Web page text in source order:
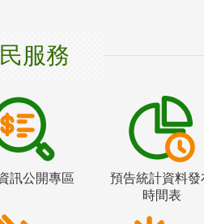
服務
訊公開專區
預告統計資料發
時間表